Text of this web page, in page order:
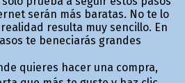
serán más baratas. No te lo
resulta muy sencillo. En
te beneficiarás grandes
quieres hacer una compra,